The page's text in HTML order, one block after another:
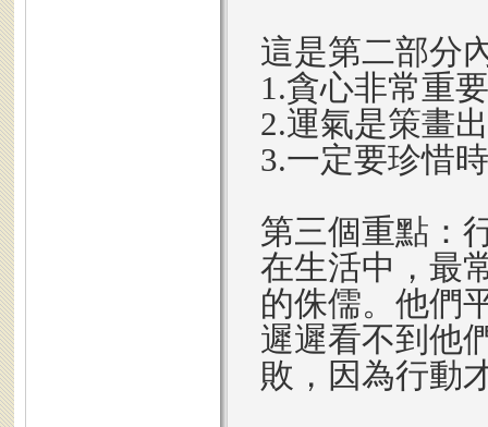
這是第二部分
1.貪心非常重
2.運氣是策畫
3.一定要珍惜
第三個重點：
在生活中，最
的侏儒。他們
遲遲看不到他
敗，因為行動